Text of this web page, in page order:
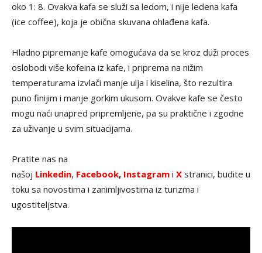
oko 1: 8. Ovakva kafa se služi sa ledom, i nije ledena kafa
(ice coffee), koja je obična skuvana ohlađena kafa.
Hladno pipremanje kafe omogućava da se kroz duži proces
oslobodi više kofeina iz kafe, i priprema na nižim
temperaturama izvlači manje ulja i kiselina, što rezultira
puno finijim i manje gorkim ukusom. Ovakve kafe se često
mogu naći unapred pripremljene, pa su praktične i zgodne
za uživanje u svim situacijama.
Pratite nas na
našoj Linkedin, Facebook, Instagram i X stranici, budite u
toku sa novostima i zanimljivostima iz turizma i
ugostiteljstva.